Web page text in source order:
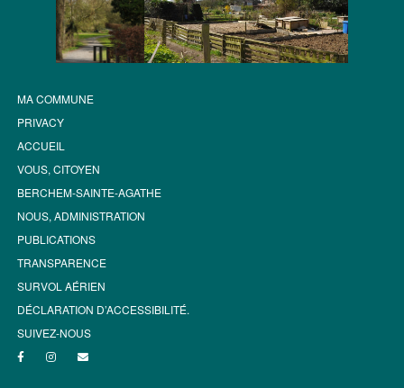
MA COMMUNE
PRIVACY
ACCUEIL
VOUS, CITOYEN
BERCHEM-SAINTE-AGATHE
NOUS, ADMINISTRATION
PUBLICATIONS
TRANSPARENCE
SURVOL AÉRIEN
DÉCLARATION D’ACCESSIBILITÉ.
SUIVEZ-NOUS